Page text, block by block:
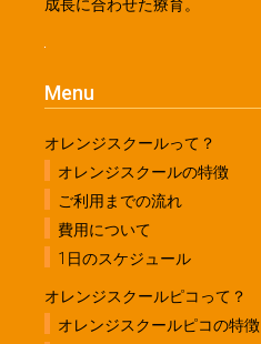
Menu
オレンジスクールって？
オレンジスクールの特徴
ご利用までの流れ
費用について
1日のスケジュール
オレンジスクールピコって？
オレンジスクールピコの特徴